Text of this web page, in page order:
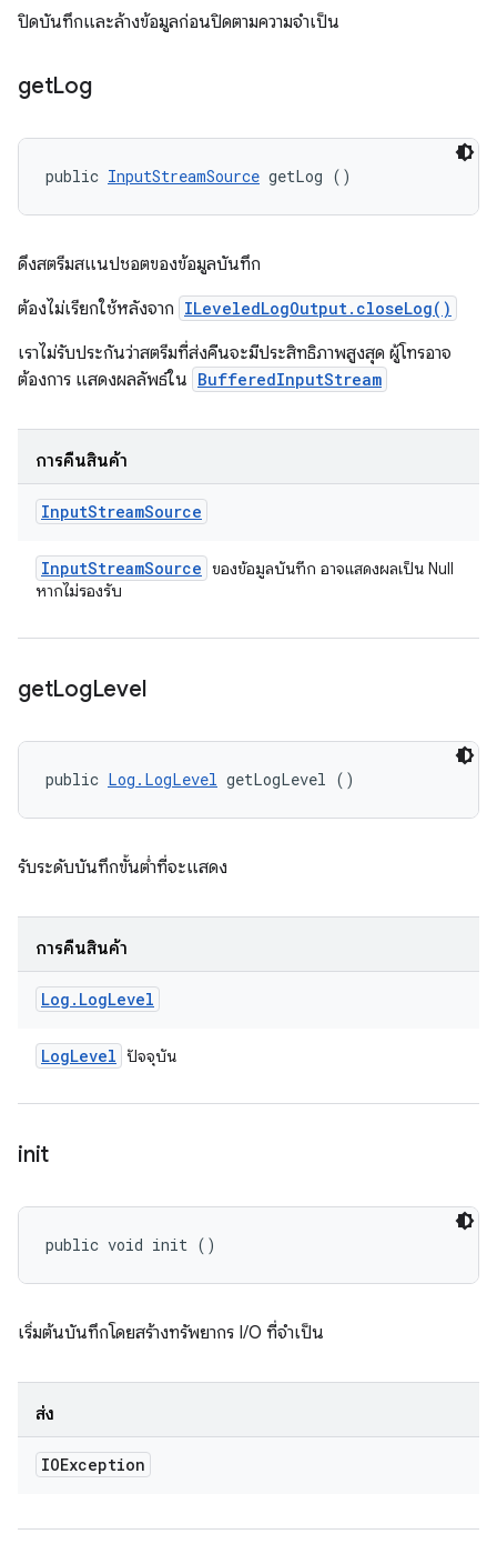
ปิดบันทึกและล้างข้อมูลก่อนปิดตามความจำเป็น
getLog
public InputStreamSource getLog ()
ดึงสตรีมสแนปชอตของข้อมูลบันทึก
ต้องไม่เรียกใช้หลังจาก ILeveledLogOutput.closeLog()
เราไม่รับประกันว่าสตรีมที่ส่งคืนจะมีประสิทธิภาพสูงสุด ผู้โทรอาจ
ต้องการ แสดงผลลัพธ์ใน BufferedInputStream
การคืนสินค้า
InputStreamSource
InputStreamSource ของข้อมูลบันทึก อาจแสดงผลเป็น Null
หากไม่รองรับ
getLogLevel
public Log.LogLevel getLogLevel ()
รับระดับบันทึกขั้นต่ำที่จะแสดง
การคืนสินค้า
Log . LogLevel
LogLevel ปัจจุบัน
init
public void init ()
เริ่มต้นบันทึกโดยสร้างทรัพยากร I/O ที่จำเป็น
ส่ง
IOException